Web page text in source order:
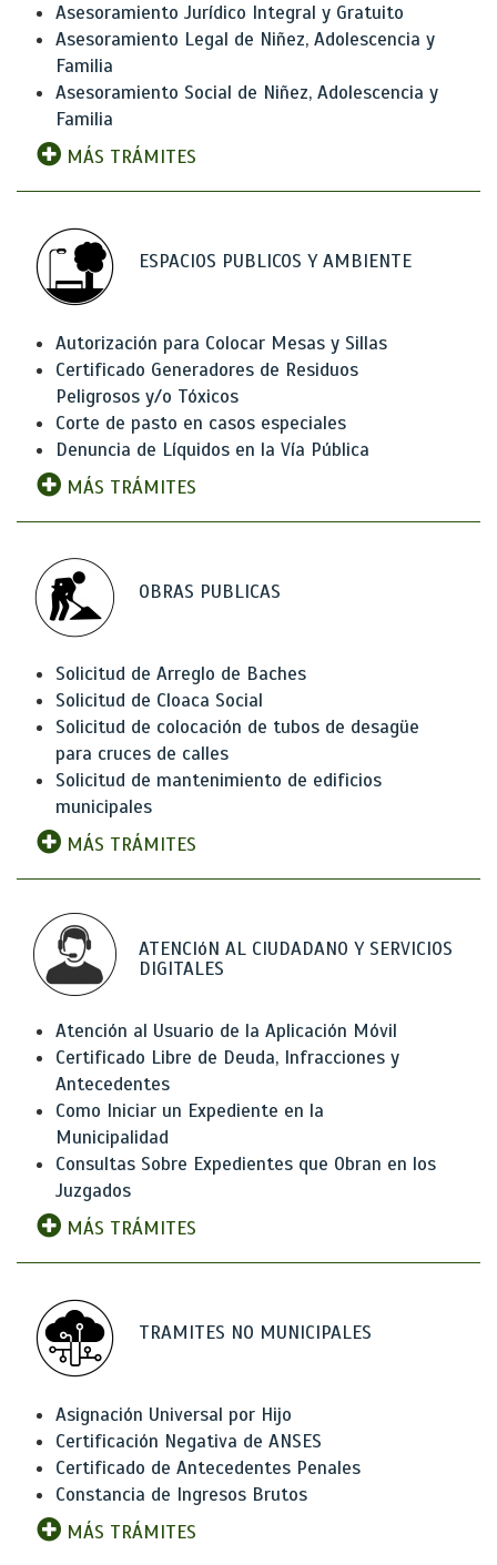
Asesoramiento Jurídico Integral y Gratuito
Asesoramiento Legal de Niñez, Adolescencia y
Familia
Asesoramiento Social de Niñez, Adolescencia y
Familia
MÁS TRÁMITES
ESPACIOS PUBLICOS Y AMBIENTE
Autorización para Colocar Mesas y Sillas
Certificado Generadores de Residuos
Peligrosos y/o Tóxicos
Corte de pasto en casos especiales
Denuncia de Líquidos en la Vía Pública
MÁS TRÁMITES
OBRAS PUBLICAS
Solicitud de Arreglo de Baches
Solicitud de Cloaca Social
Solicitud de colocación de tubos de desagüe
para cruces de calles
Solicitud de mantenimiento de edificios
municipales
MÁS TRÁMITES
ATENCIóN AL CIUDADANO Y SERVICIOS
DIGITALES
Atención al Usuario de la Aplicación Móvil
Certificado Libre de Deuda, Infracciones y
Antecedentes
Como Iniciar un Expediente en la
Municipalidad
Consultas Sobre Expedientes que Obran en los
Juzgados
MÁS TRÁMITES
TRAMITES NO MUNICIPALES
Asignación Universal por Hijo
Certificación Negativa de ANSES
Certificado de Antecedentes Penales
Constancia de Ingresos Brutos
MÁS TRÁMITES